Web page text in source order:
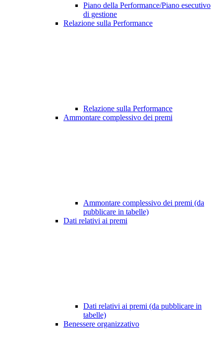
Piano della Performance/Piano esecutivo
di gestione
Relazione sulla Performance
Relazione sulla Performance
Ammontare complessivo dei premi
Ammontare complessivo dei premi (da
pubblicare in tabelle)
Dati relativi ai premi
Dati relativi ai premi (da pubblicare in
tabelle)
Benessere organizzativo